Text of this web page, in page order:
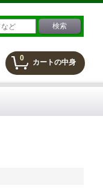
0 カートの中身